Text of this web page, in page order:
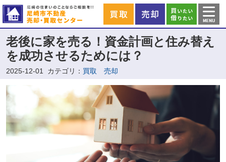
老後に家を売る！資金計画と住み替え
を成功させるためには？
2025-12-01 カテゴリ： 買取 売却